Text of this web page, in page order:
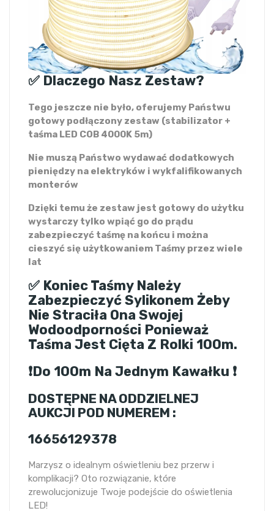
✅ Dlaczego Nasz Zestaw?
Tego jeszcze nie było, oferujemy Państwu
gotowy podłączony zestaw (stabilizator +
taśma LED COB 4000K 5m)
Nie muszą Państwo wydawać dodatkowych
pieniędzy na elektryków i wykfalifikowanych
monterów
Dzięki temu że zestaw jest gotowy do użytku
wystarczy tylko wpiąć go do prądu
zabezpieczyć taśmę na końcu i można
cieszyć się użytkowaniem Taśmy przez wiele
lat
✅ Koniec Taśmy Należy
Zabezpieczyć Sylikonem Żeby
Nie Straciła Ona Swojej
Wodoodporności Ponieważ
Taśma Jest Cięta Z Rolki 100m.
❗Do 100m Na Jednym Kawałku ❗
DOSTĘPNE NA ODDZIELNEJ
AUKCJI POD NUMEREM :
16656129378
Marzysz o idealnym oświetleniu bez przerw i
komplikacji? Oto rozwiązanie, które
zrewolucjonizuje Twoje podejście do oświetlenia
LED!